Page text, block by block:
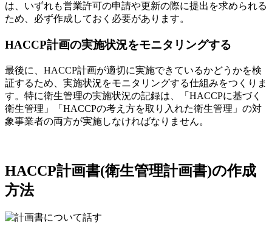
は、いずれも営業許可の申請や更新の際に提出を求められる
ため、必ず作成しておく必要があります。
HACCP計画の実施状況をモニタリングする
最後に、HACCP計画が適切に実施できているかどうかを検
証するため、実施状況をモニタリングする仕組みをつくりま
す。特に衛生管理の実施状況の記録は、「HACCPに基づく
衛生管理」「HACCPの考え方を取り入れた衛生管理」の対
象事業者の両方が実施しなければなりません。
HACCP計画書(衛生管理計画書)の作成
方法